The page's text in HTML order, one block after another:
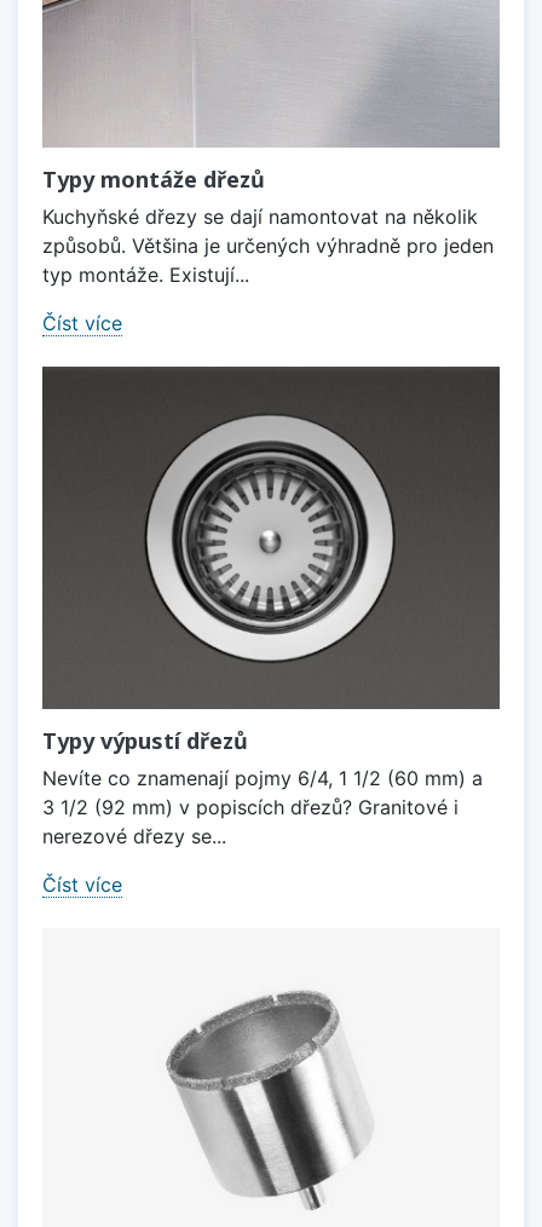
Typy montáže dřezů
Kuchyňské dřezy se dají namontovat na několik
způsobů. Většina je určených výhradně pro jeden
typ montáže. Existují...
Číst více
Typy výpustí dřezů
Nevíte co znamenají pojmy 6/4, 1 1/2 (60 mm) a
3 1/2 (92 mm) v popiscích dřezů? Granitové i
nerezové dřezy se...
Číst více